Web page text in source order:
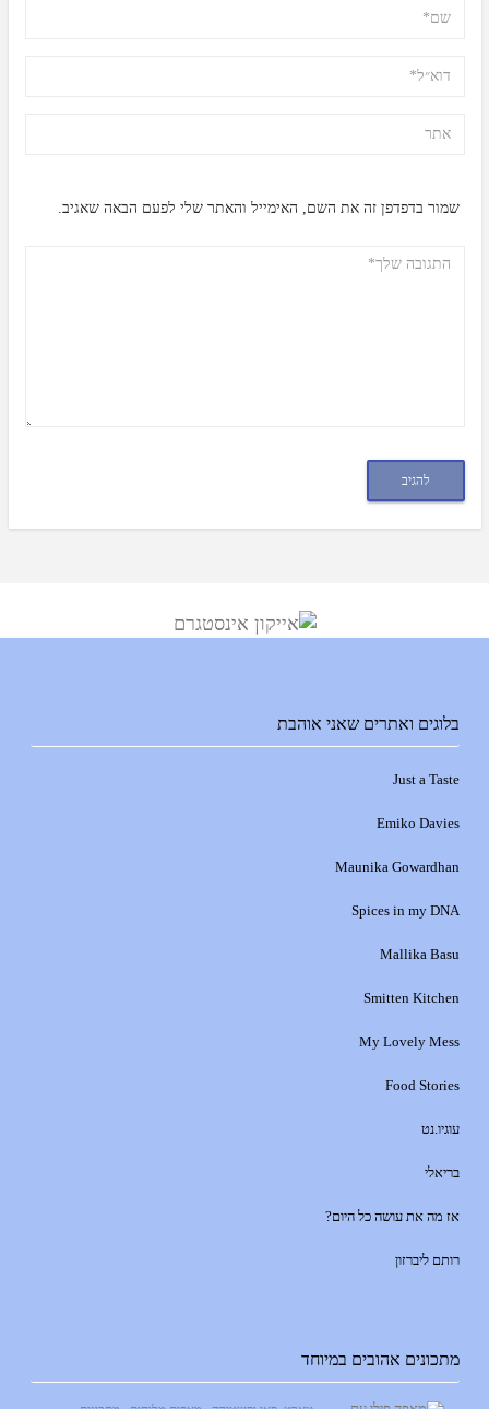
שמור בדפדפן זה את השם, האימייל והאתר שלי לפעם הבאה שאגיב.
בלוגים ואתרים שאני אוהבת
Just a Taste
Emiko Davies
Maunika Gowardhan
Spices in my DNA
Mallika Basu
Smitten Kitchen
My Lovely Mess
Food Stories
עוגיו.נט
בריאלי
אז מה את עושה כל היום?
רותם ליברזון
מתכונים אהובים במיוחד